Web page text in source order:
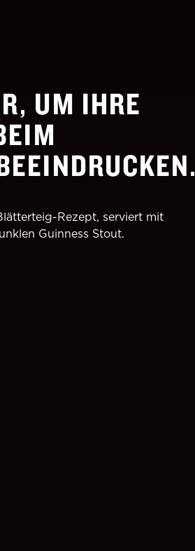
UM IHRE
Rezept, serviert mit
Guinness Stout.